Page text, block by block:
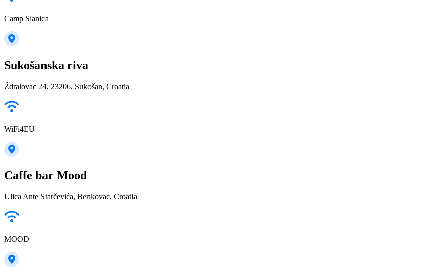
Camp Slanica
Sukošanska riva
Ždralovac 24, 23206, Sukošan, Croatia
WiFi4EU
Caffe bar Mood
Ulica Ante Starčevića, Benkovac, Croatia
MOOD